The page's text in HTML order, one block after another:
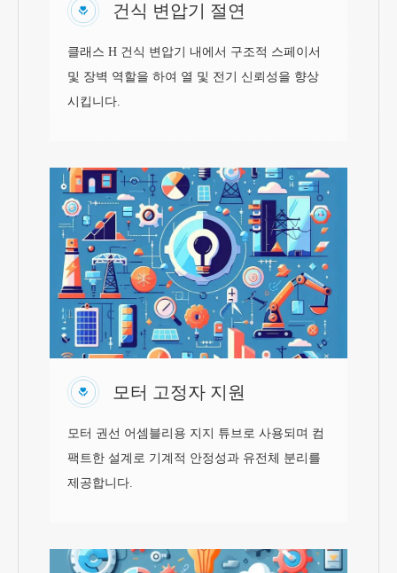
건식 변압기 절연
클래스 H 건식 변압기 내에서 구조적 스페이서
및 장벽 역할을 하여 열 및 전기 신뢰성을 향상
시킵니다.
모터 고정자 지원
모터 권선 어셈블리용 지지 튜브로 사용되며 컴
팩트한 설계로 기계적 안정성과 유전체 분리를
제공합니다.